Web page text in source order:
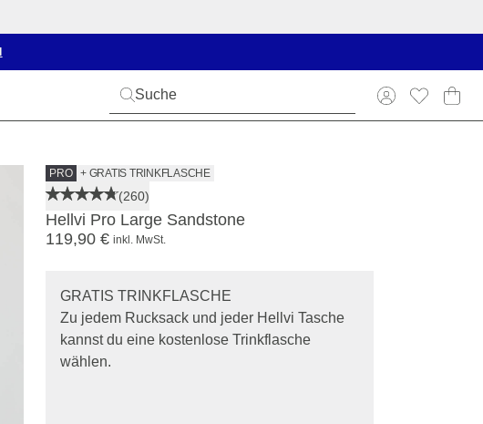
PRO + GRATIS TRINKFLASCHE
(260)
Hellvi Pro Large Sandstone
119,90 € inkl. MwSt.
GRATIS TRINKFLASCHE
Zu jedem Rucksack und jeder Hellvi Tasche
kannst du eine kostenlose Trinkflasche
wählen.